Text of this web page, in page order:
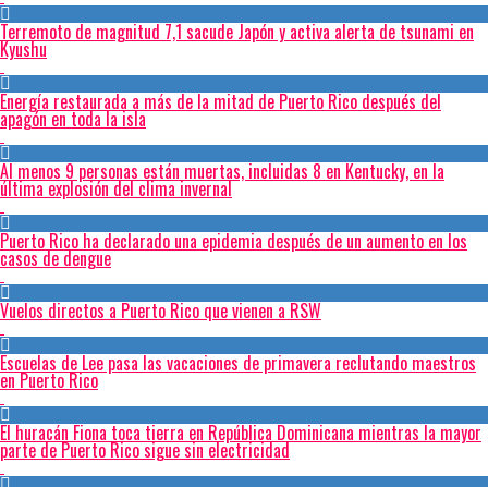
Terremoto de magnitud 7,1 sacude Japón y activa alerta de tsunami en
Kyushu
Energía restaurada a más de la mitad de Puerto Rico después del
apagón en toda la isla
Al menos 9 personas están muertas, incluidas 8 en Kentucky, en la
última explosión del clima invernal
Puerto Rico ha declarado una epidemia después de un aumento en los
casos de dengue
Vuelos directos a Puerto Rico que vienen a RSW
Escuelas de Lee pasa las vacaciones de primavera reclutando maestros
en Puerto Rico
El huracán Fiona toca tierra en República Dominicana mientras la mayor
parte de Puerto Rico sigue sin electricidad